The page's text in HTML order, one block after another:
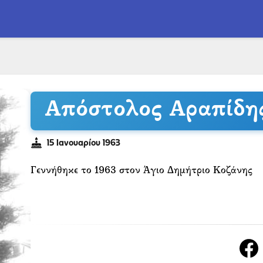
Απόστολος
15 Ιανουαρίου 1963
Γεννήθηκε το 1963 στον Άγιο Δημήτριο Κοζάνης